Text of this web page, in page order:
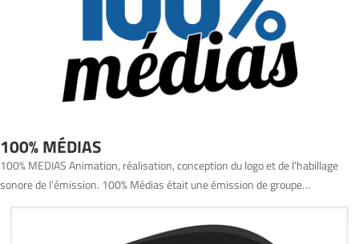
100% MÉDIAS
100% MEDIAS Animation, réalisation, conception du logo et de l’habillage
sonore de l’émission. 100% Médias était une émission de groupe…